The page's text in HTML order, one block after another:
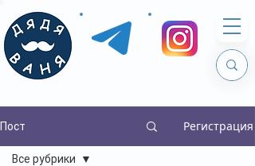
Пост Регистрация
Все рубрики